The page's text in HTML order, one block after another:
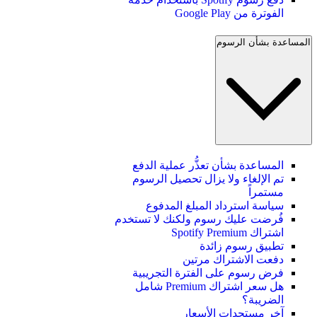
الفوترة من Google Play
المساعدة بشأن الرسوم
المساعدة بشأن تعذُّر عملية الدفع
تم الإلغاء ولا يزال تحصيل الرسوم
مستمراً
سياسة استرداد المبلغ المدفوع
فُرضت عليك رسوم ولكنك لا تستخدم
اشتراك Spotify Premium
تطبيق رسوم زائدة
دفعت الاشتراك مرتين
فرض رسوم على الفترة التجريبية
هل سعر اشتراك Premium شامل
الضريبة؟
آخر مستجدات الأسعار